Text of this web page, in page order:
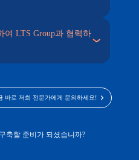
여 LTS Group과 협력하
바로 저희 전문가에게 문의하세요!
축할 준비가 되셨습니까?